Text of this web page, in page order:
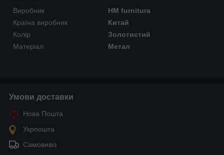
Виробник
HM furnitura
Країна виробник
Китай
Колір
Золотистий
Матеріал
Метал
Умови доставки
Нова Пошта
Укрпошта
Самовивіз